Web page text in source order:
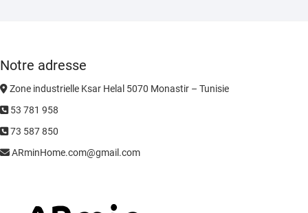
Notre adresse
Zone industrielle Ksar Helal 5070 Monastir – Tunisie
53 781 958
73 587 850
ARminHome.com@gmail.com